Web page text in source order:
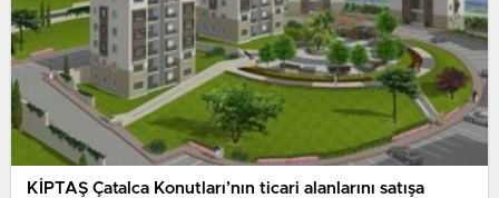
KİPTAŞ Çatalca Konutları’nın ticari alanlarını satışa